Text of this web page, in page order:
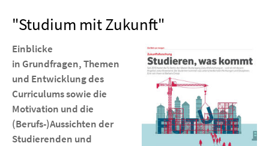
"Studium mit Zukunft"
Einblicke
in Grundfragen, Themen
und Entwicklung des
Curriculums sowie die
Motivation und die
(Berufs-)Aussichten der
Studierenden und